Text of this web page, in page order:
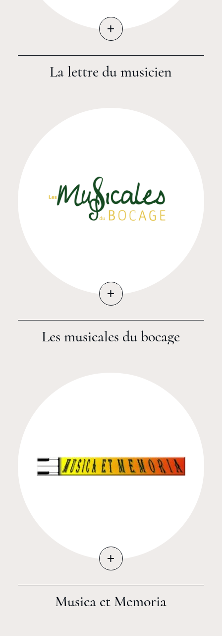
+
La lettre du musicien
+
Les musicales du bocage
+
Musica et Memoria